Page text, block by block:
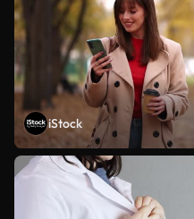
iStock